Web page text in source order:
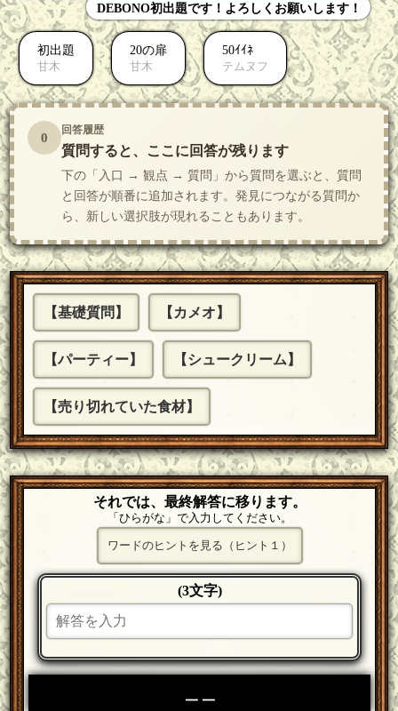
DEBONO初出題です！よろしくお願いします！
初出題
甘木
20の扉
甘木
50ｲｲﾈ
テムヌフ
0 回答履歴
質問すると、ここに回答が残ります
下の「入口 → 観点 → 質問」から質問を選ぶと、質問
と回答が順番に追加されます。発見につながる質問か
ら、新しい選択肢が現れることもあります。
【基礎質問】 【カメオ】
【パーティー】 【シュークリーム】
【売り切れていた食材】
それでは、最終解答に移ります。
「ひらがな」で入力してください。
ワードのヒントを見る（ヒント１）
(3文字)